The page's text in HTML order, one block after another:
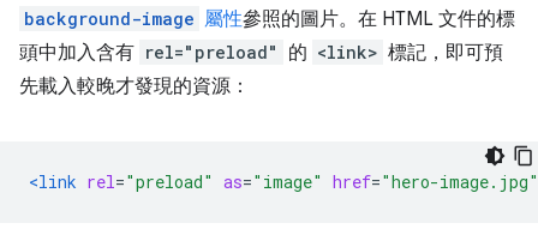
background-image 屬性參照的圖片。在 HTML 文件的標
頭中加入含有 rel="preload" 的 <link> 標記，即可預
先載入較晚才發現的資源：
<link rel="preload" as="image" href="hero-image.jpg"